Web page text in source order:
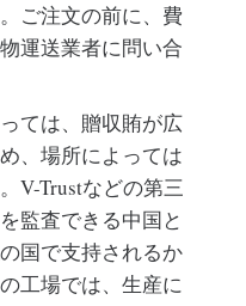
ご注文の前に、費
運送業者に問い合
ては、贈収賄が広
、場所によっては
V-Trustなどの第三
監査できる中国と
国で支持されるか
工場では、生産に